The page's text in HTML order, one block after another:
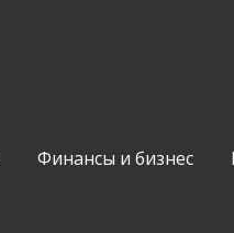
Финансы и бизнес